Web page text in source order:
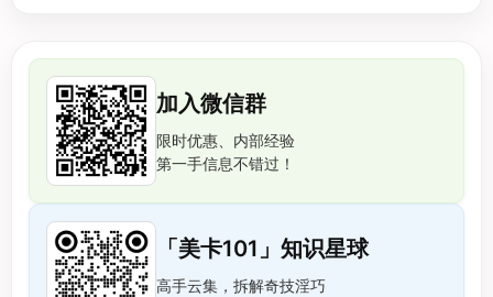
加入微信群
限时优惠、内部经验
第一手信息不错过！
「美卡101」知识星球
高手云集，拆解奇技淫巧